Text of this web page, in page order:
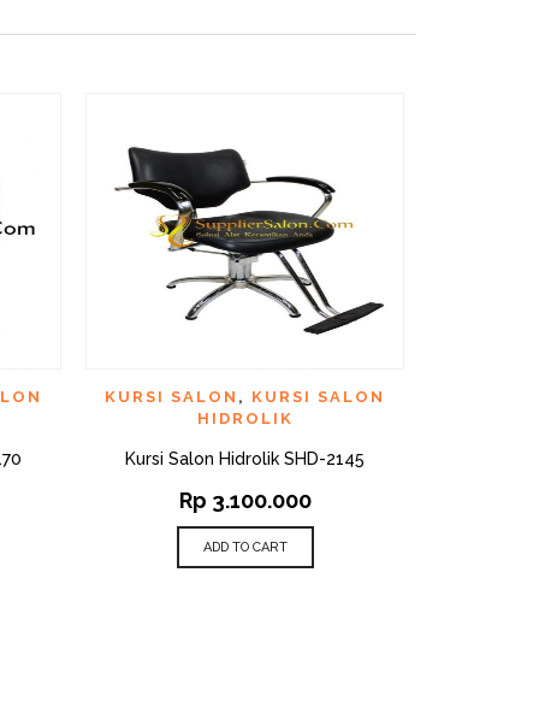
VIEW ADD TO WISHLIST QUICK VIEW
KURSI SALON , KURSI SALON
HIDROLIK
Kursi Salon Hidrolik SHD-2145
Rp 3.100.000
ADD TO CART